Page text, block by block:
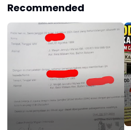
Recommended